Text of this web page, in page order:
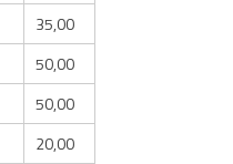
35,00
50,00
50,00
20,00